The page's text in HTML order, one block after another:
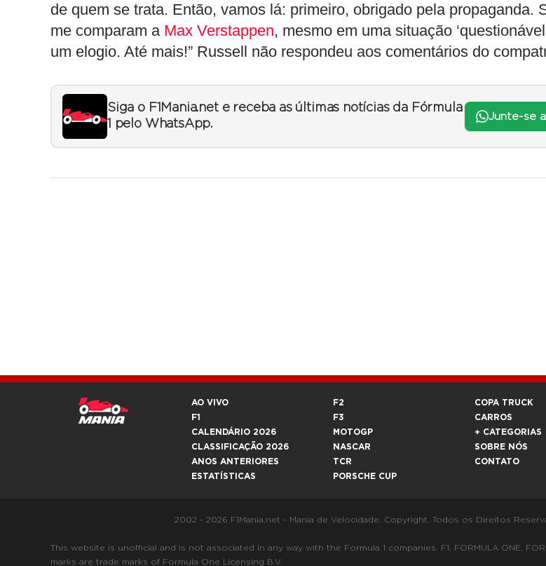
de quem se trata. Então, vamos lá: primeiro, obrigado pela propaganda.
me comparam a Max Verstappen, mesmo em uma situação
um elogio. Até mais!” Russell não respondeu aos comentários do
Siga o F1Mania.net e receba as últimas notícias da Fórmula
1 pelo WhatsApp.
Junte-se
AO VIVO
F1
CALENDÁRIO 2026
CLASSIFICAÇÃO 2026
ANOS ANTERIORES
ESTATÍSTICAS
F2
F3
MOTOGP
NASCAR
TCR
PORSCHE CUP
COPA TRUCK
CARROS
+ CATEGORIAS
SOBRE NÓS
CONTATO
2002 - 2026 F1Mania.net - Mania de Velocidade. Copyright. Todos os Direitos
This website is unofficial and is not associated in any way with the Formula 1 companies. F1, FORMULA ONE,
marks are trade marks of Formula One Licensing B.V.